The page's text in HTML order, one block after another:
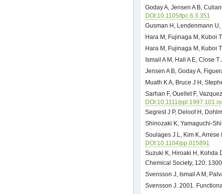
Goday A, Jensen A B,
DOI:10.1105/tpc.6.3.351
Gusman H, Lendenmann
Hara M, Fujinaga M, Kuboi
Hara M, Fujinaga M, Kuboi
Ismail A M, Hall A E, Close
Jensen A B, Goday A,
Muath K A, Bruce J H,
Sarhan F, Ouellet F,
DOI:10.1111/
Segrest J P, Deloof H,
Shinozaki K, Yamaguchi-
Soulages J L, Kim K, Arrese
DOI:10.1104/pp.015891
Suzuki K, Hiroaki H, Kohda
Chemical Society, 120:
Svensson J, Ismail A M,
Svensson J. 2001.